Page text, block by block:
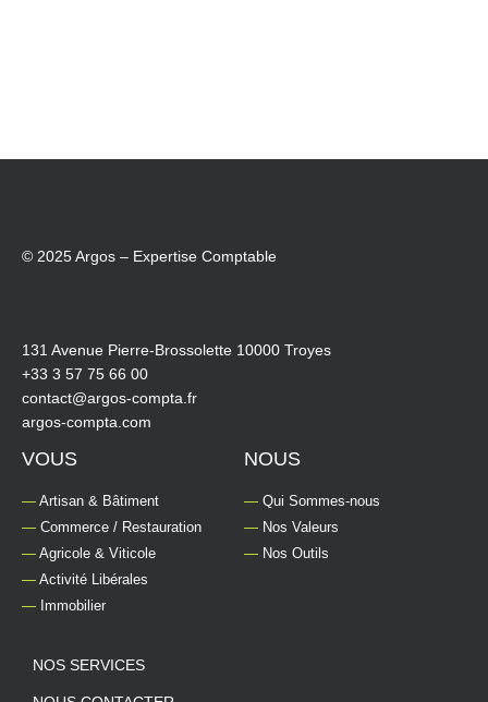
© 2025 Argos – Expertise Comptable
131 Avenue Pierre-Brossolette 10000 Troyes
+33 3 57 75 66 00
contact@argos-compta.fr
argos-compta.com
VOUS
— Artisan & Bâtiment
— Commerce / Restauration
— Agricole & Viticole
— Activité Libérales
— Immobilier
NOUS
— Qui Sommes-nous
— Nos Valeurs
— Nos Outils
NOS SERVICES